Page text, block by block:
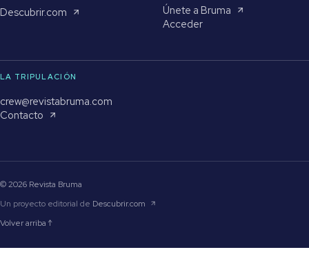
Descubrir.com
Únete a Bruma
Acceder
LA TRIPULACIÓN
crew@revistabruma.com
Contacto
© 2026 Revista Bruma
Un proyecto editorial de Descubrir.com
Volver arriba ↑